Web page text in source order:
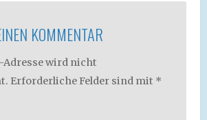
KOMMENTAR
Adresse wird nicht
Erforderliche Felder sind mit *